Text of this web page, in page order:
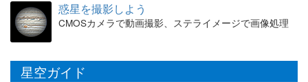
惑星を撮影しよう
CMOSカメラで動画撮影、ステライメージで画像処理
星空ガイド